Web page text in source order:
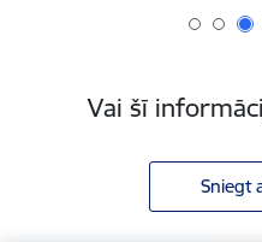
Vai šī
Sniegt